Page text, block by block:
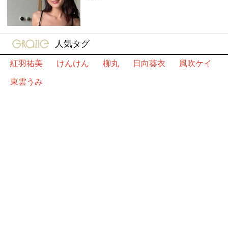
gravure-grazie
人気タグ
紅羽祐美
けんけん 柳丸 日向葵衣
風吹ケイ
東雲うみ